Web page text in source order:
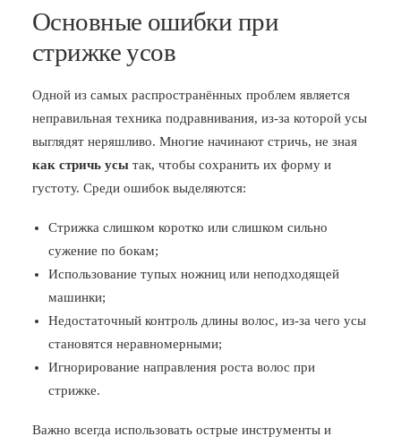
Основные ошибки при
стрижке усов
Одной из самых распространённых проблем является
неправильная техника подравнивания, из-за которой усы
выглядят неряшливо. Многие начинают стричь, не зная
как стричь усы так, чтобы сохранить их форму и
густоту. Среди ошибок выделяются:
Стрижка слишком коротко или слишком сильно
сужение по бокам;
Использование тупых ножниц или неподходящей
машинки;
Недостаточный контроль длины волос, из-за чего усы
становятся неравномерными;
Игнорирование направления роста волос при
стрижке.
Важно всегда использовать острые инструменты и